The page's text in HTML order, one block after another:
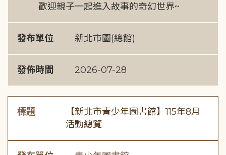
歡迎親子一起進入故事的奇幻世界~
發布單位 新北市圖(總館)
發佈時間 2026-07-28
標題
【新北市青少年圖書館】115年8月
活動總覽